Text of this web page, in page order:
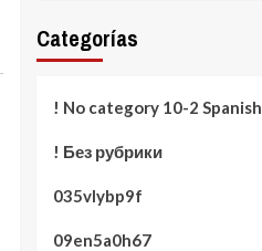
Categorías
! No category 10-2 Spanish
! Без рубрики
035vlybp9f
09en5a0h67